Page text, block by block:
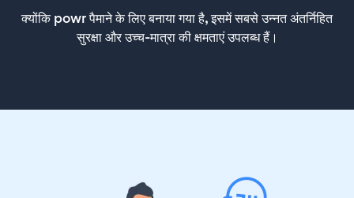
क्योंकि powr पैमाने के लिए बनाया गया है, इसमें सबसे उन्नत अंतर्निहित
सुरक्षा और उच्च-मात्रा की क्षमताएं उपलब्ध हैं।